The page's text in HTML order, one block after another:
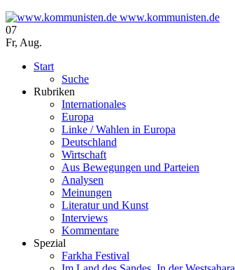
www.kommunisten.de
07
Fr, Aug.
Start
Suche
Rubriken
Internationales
Europa
Linke / Wahlen in Europa
Deutschland
Wirtschaft
Aus Bewegungen und Parteien
Analysen
Meinungen
Literatur und Kunst
Interviews
Kommentare
Spezial
Farkha Festival